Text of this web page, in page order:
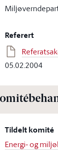
Referert
05.02.2004
Tildelt komité
Energi- og